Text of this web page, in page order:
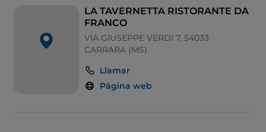
LA TAVERNETTA RISTORANTE DA
FRANCO
VIA GIUSEPPE VERDI 7, 54033
CARRARA (MS)
Llamar
Página web